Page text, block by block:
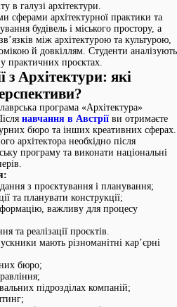
в галузі архітектури.
сферами архітектурної практики та
будівель і міського простору, а
між архітектурою та культурою,
й довкіллям. Студенти аналізують
практичних проєктах.
з Архітектури: які
програма «Архітектура»
навчання в Австрії ви отримаєте
бюро та інших креативних сферах.
архітектора необхідно після
програму та виконати національні
з проєктування і планування;
та планувати конструкції;
важливу для процесу
та реалізації проєктів.
мають різноманітні кар’єрні
бюро;
підрозділах компаній;